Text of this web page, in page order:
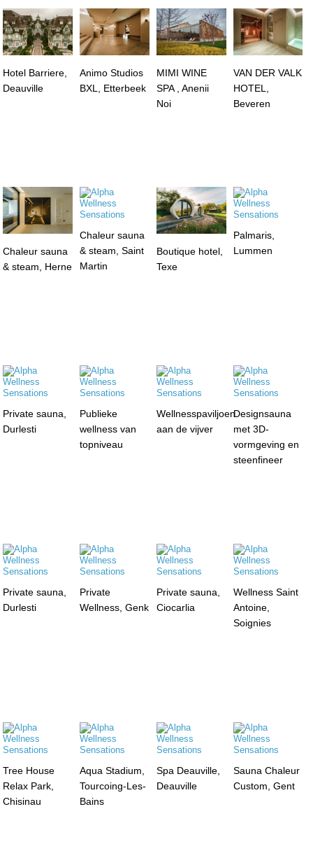
Hotel Barriere,
Deauville
Animo Studios
BXL, Etterbeek
MIMI WINE
SPA , Anenii
Noi
VAN DER VALK
HOTEL,
Beveren
Chaleur sauna
& steam, Herne
Chaleur sauna
& steam, Saint
Martin
Boutique hotel,
Texe
Palmaris,
Lummen
Private sauna,
Durlesti
Publieke
wellness van
topniveau
Wellnesspaviljoen
aan de vijver
Designsauna
met 3D-
vormgeving en
steenfineer
Private sauna,
Durlesti
Private
Wellness, Genk
Private sauna,
Ciocarlia
Wellness Saint
Antoine,
Soignies
Tree House
Relax Park,
Chisinau
Aqua Stadium,
Tourcoing-Les-
Bains
Spa Deauville,
Deauville
Sauna Chaleur
Custom, Gent